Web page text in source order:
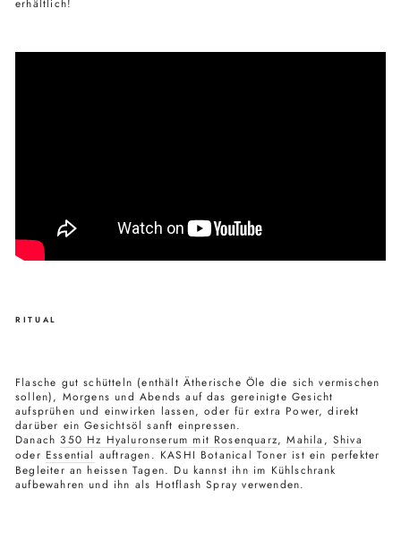
RITUAL
Flasche gut schütteln (enthält Ätherische Öle die sich vermischen
sollen), Morgens und Abends auf das gereinigte Gesicht
aufsprühen und einwirken lassen, oder für extra Power, direkt
darüber ein Gesichtsöl sanft einpressen.
Danach350 Hz Hyaluronserum mit Rosenquarz,Mahila , Shiva
oder Essential auftragen. KASHI Botanical Toner ist ein perfekter
Begleiter an heissen Tagen. Du kannst ihn im Kühlschrank
aufbewahren und ihn als Hotflash Spray verwenden.